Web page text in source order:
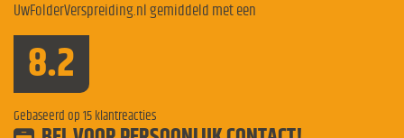
UwFolderVerspreiding.nl gemiddeld met een
8.2
Gebaseerd op 15 klantreacties